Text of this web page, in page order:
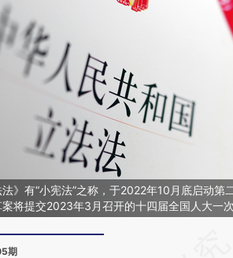
法》有“小宪法”之称，于2022年10月底启动第
将提交2023年3月召开的十四届全国人大一次
期